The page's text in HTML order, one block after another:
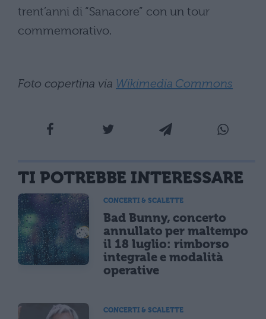
trent’anni di “Sanacore” con un tour
commemorativo.
Foto copertina via Wikimedia Commons
TI POTREBBE INTERESSARE
CONCERTI & SCALETTE
Bad Bunny, concerto
annullato per maltempo
il 18 luglio: rimborso
integrale e modalità
operative
CONCERTI & SCALETTE